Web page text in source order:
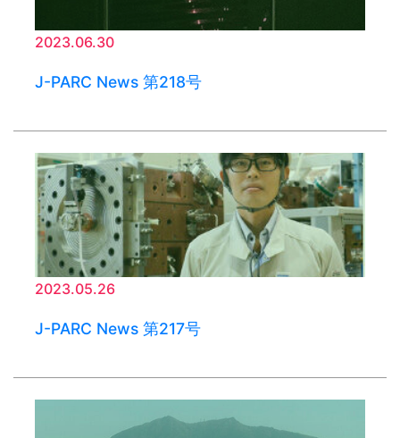
2023.06.30
J-PARC News 第218号
2023.05.26
J-PARC News 第217号